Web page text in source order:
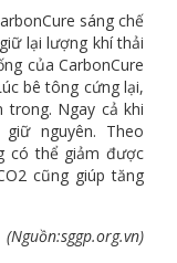
sáng chế
lại lượng khí thải
của CarbonCure
bê tông cứng lại,
Ngay cả khi
nguyên. Theo
có thể giảm được
cũng giúp tăng
(Nguồn:sggp.org.vn)